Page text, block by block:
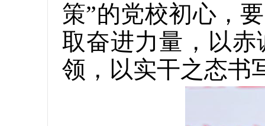
策”的党校初心，
取奋进力量，以
领，以实干之态书